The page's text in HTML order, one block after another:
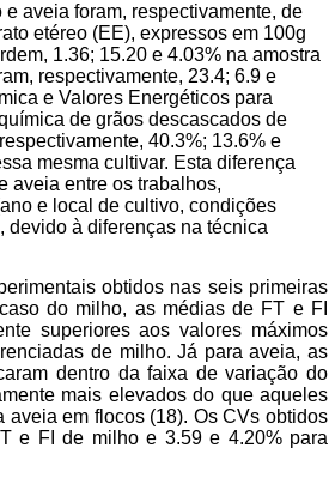
aveia foram, respectivamente, de
etéreo (EE), expressos em 100g
1.36; 15.20 e 4.03% na amostra
respectivamente, 23.4; 6.9 e
e Valores Energéticos para
de grãos descascados de
40.3%; 13.6% e
mesma cultivar. Esta diferença
aveia entre os trabalhos,
e local de cultivo, condições
devido à diferenças na técnica
obtidos nas seis primeiras
do milho, as médias de FT e FI
superiores aos valores máximos
de milho. Já para aveia, as
dentro da faixa de variação do
mais elevados do que aqueles
aveia em flocos (18). Os CVs obtidos
e FI de milho e 3.59 e 4.20% para